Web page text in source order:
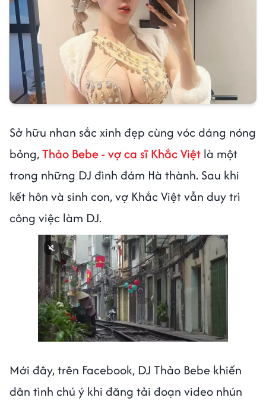
Sở hữu nhan sắc xinh đẹp cùng vóc dáng nóng
bỏng,Thảo Bebe - vợ ca sĩ Khắc Việt là một
trong những DJ đình đám Hà thành. Sau khi
kết hôn và sinh con, vợ Khắc Việt vẫn duy trì
công việc làm DJ.
Mới đây, trên Facebook, DJ Thảo Bebe khiến
dân tình chú ý khi đăng tải đoạn video nhún